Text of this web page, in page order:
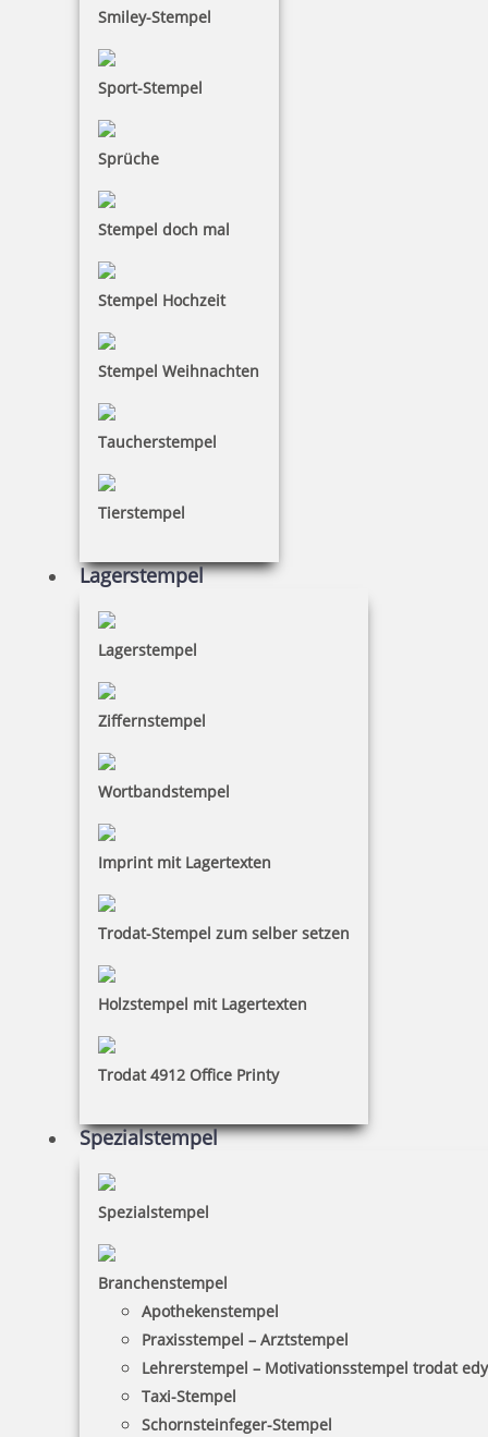
Smiley-Stempel
Sport-Stempel
Sprüche
Stempel doch mal
Stempel Hochzeit
Stempel Weihnachten
Taucherstempel
Tierstempel
Lagerstempel
Lagerstempel
Ziffernstempel
Wortbandstempel
Imprint mit Lagertexten
Trodat-Stempel zum selber setzen
Holzstempel mit Lagertexten
Trodat 4912 Office Printy
Spezialstempel
Spezialstempel
Branchenstempel
Apothekenstempel
Praxisstempel – Arztstempel
Lehrerstempel – Motivationsstempel trodat
Taxi-Stempel
Schornsteinfeger-Stempel
Colop Stempelreiniger 100 ml
6,05 €
Der Verdünner 405 eignet sich sehr gut, um
eingetrocknete Stempelkissen wieder aufzufrischen.
Bestellen Sie Verdünner schnell und einfach online.